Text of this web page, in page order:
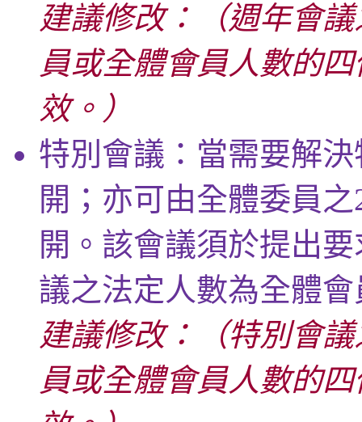
建議修改：（週年會
員或全體會員人數的
效。）
特別會議：當需要解
開；亦可由全體委員
開。該會議須於提出
議之法定人數為全體
建議修改：（特別會
員或全體會員人數的